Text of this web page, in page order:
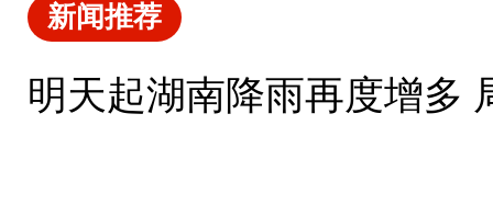
新闻推荐
明天起湖南降雨再度增多